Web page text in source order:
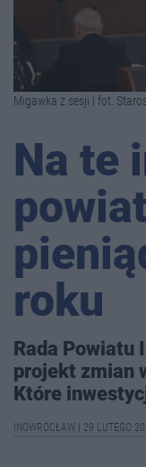
Migawka z sesji | fot.
Na te
roku
Rada Powiatu
projekt zmian
Które
INOWROCŁAW 29 LUTEGO